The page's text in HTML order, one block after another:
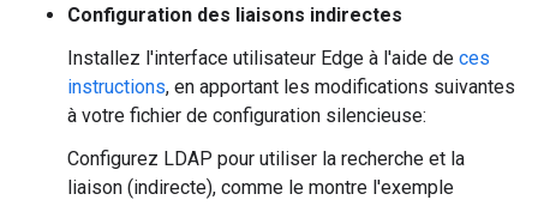
Configuration des liaisons indirectes
Installez l'interface utilisateur Edge à l'aide de ces
instructions, en apportant les modifications suivantes
à votre fichier de configuration silencieuse:
Configurez LDAP pour utiliser la recherche et la
liaison (indirecte), comme le montre l'exemple